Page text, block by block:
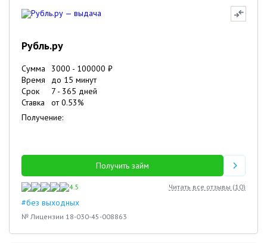
Рубль.ру
Сумма 3000 - 100000 ₽
Время
до 15 минут
Срок
7 - 365 дней
Ставка
от0.53%
Получение:
Получить займ
4.5 Читать все отзывы (10)
#без выходных
№ Лицензии 18-030-45-008863